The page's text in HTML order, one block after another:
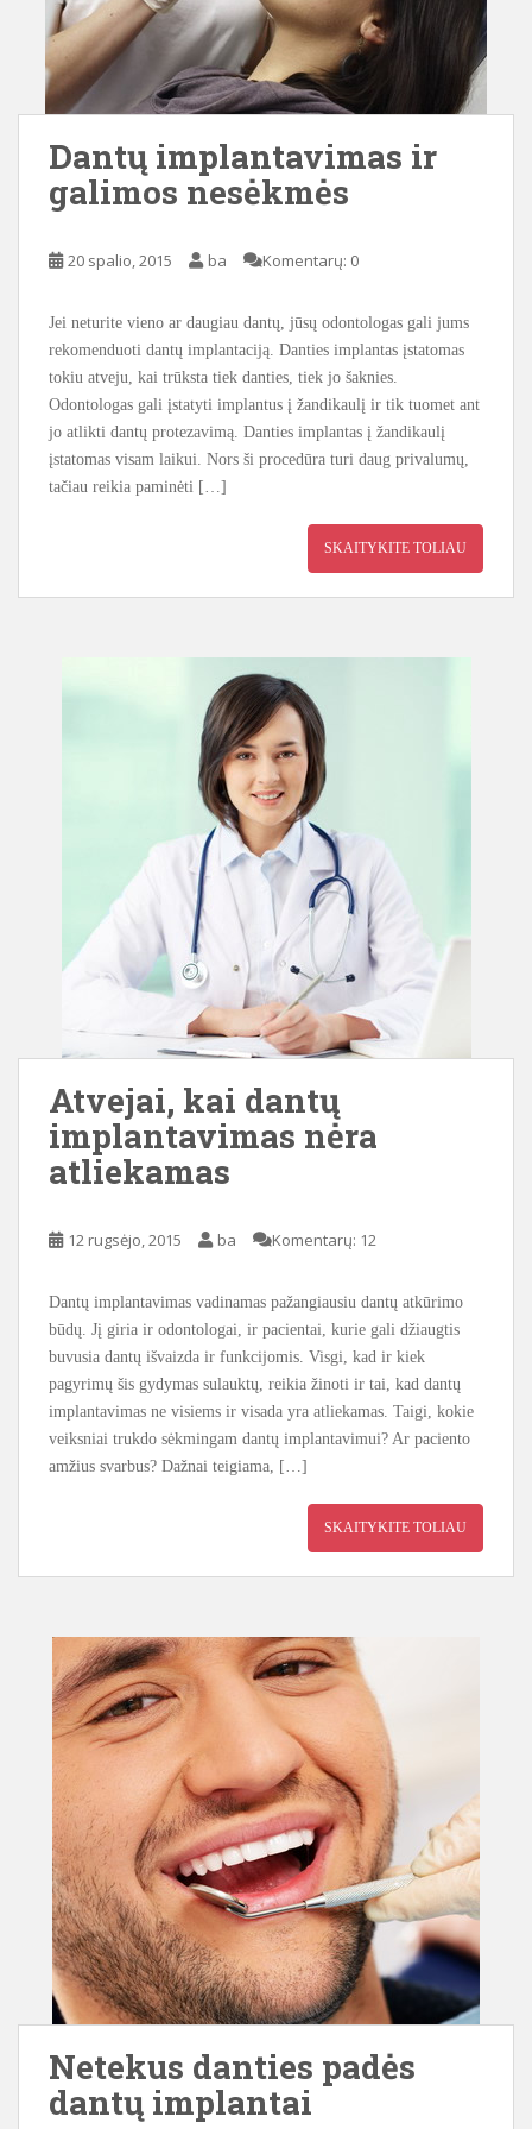
Dantų implantavimas ir
galimos nesėkmės
20 spalio, 2015 ba Komentarų: 0
Jei neturite vieno ar daugiau dantų, jūsų odontologas gali jums
rekomenduoti dantų implantaciją. Danties implantas įstatomas
tokiu atveju, kai trūksta tiek danties, tiek jo šaknies.
Odontologas gali įstatyti implantus į žandikaulį ir tik tuomet ant
jo atlikti dantų protezavimą. Danties implantas į žandikaulį
įstatomas visam laikui. Nors ši procedūra turi daug privalumų,
tačiau reikia paminėti […]
SKAITYKITE TOLIAU
Atvejai, kai dantų
implantavimas nėra
atliekamas
12 rugsėjo, 2015 ba Komentarų: 12
Dantų implantavimas vadinamas pažangiausiu dantų atkūrimo
būdų. Jį giria ir odontologai, ir pacientai, kurie gali džiaugtis
buvusia dantų išvaizda ir funkcijomis. Visgi, kad ir kiek
pagyrimų šis gydymas sulauktų, reikia žinoti ir tai, kad dantų
implantavimas ne visiems ir visada yra atliekamas. Taigi, kokie
veiksniai trukdo sėkmingam dantų implantavimui? Ar paciento
amžius svarbus? Dažnai teigiama, […]
SKAITYKITE TOLIAU
Netekus danties padės
dantų implantai